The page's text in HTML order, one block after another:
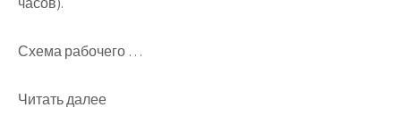
Схема рабочего …
Читать далее